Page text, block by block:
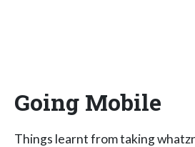
Going Mobile
Things learnt from taking